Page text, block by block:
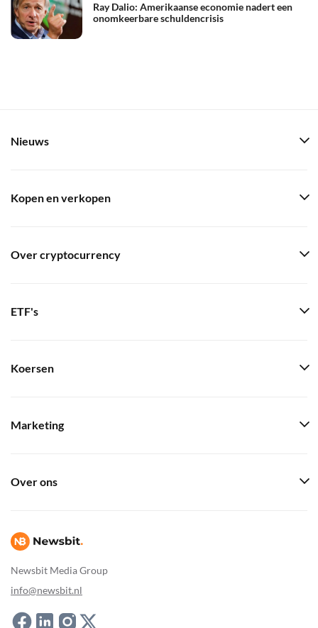
Ray Dalio: Amerikaanse economie nadert een
onomkeerbare schuldencrisis
Newsbit Media Group
info@newsbit.nl
Nieuws
Kopen en verkopen
Over cryptocurrency
ETF's
Koersen
Marketing
Over ons